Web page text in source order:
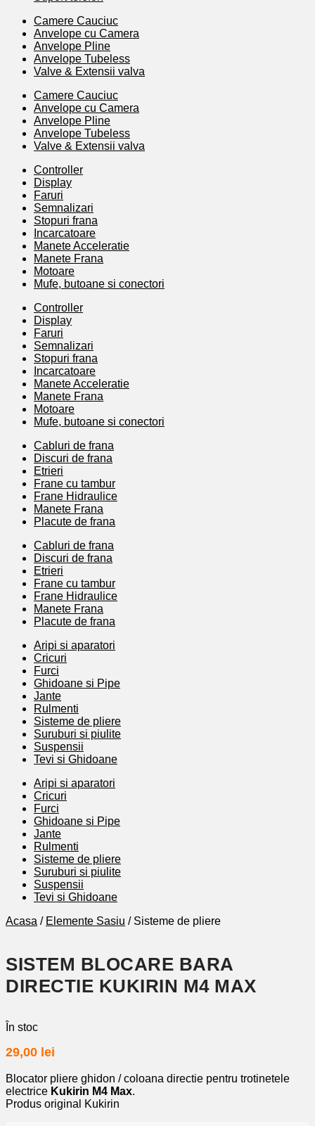
Camere Cauciuc
Anvelope cu Camera
Anvelope Pline
Anvelope Tubeless
Valve & Extensii valva
Camere Cauciuc
Anvelope cu Camera
Anvelope Pline
Anvelope Tubeless
Valve & Extensii valva
Controller
Display
Faruri
Semnalizari
Stopuri frana
Incarcatoare
Manete Acceleratie
Manete Frana
Motoare
Mufe, butoane si conectori
Controller
Display
Faruri
Semnalizari
Stopuri frana
Incarcatoare
Manete Acceleratie
Manete Frana
Motoare
Mufe, butoane si conectori
Cabluri de frana
Discuri de frana
Etrieri
Frane cu tambur
Frane Hidraulice
Manete Frana
Placute de frana
Cabluri de frana
Discuri de frana
Etrieri
Frane cu tambur
Frane Hidraulice
Manete Frana
Placute de frana
Aripi si aparatori
Cricuri
Furci
Ghidoane si Pipe
Jante
Rulmenti
Sisteme de pliere
Suruburi si piulite
Suspensii
Tevi si Ghidoane
Aripi si aparatori
Cricuri
Furci
Ghidoane si Pipe
Jante
Rulmenti
Sisteme de pliere
Suruburi si piulite
Suspensii
Tevi si Ghidoane
Acasa / Elemente Sasiu / Sisteme de pliere
SISTEM BLOCARE BARA
DIRECTIE KUKIRIN M4 MAX
În stoc
29,00 lei
Blocator pliere ghidon / coloana directie pentru trotinetele
electrice Kukirin M4 Max.
Produs original Kukirin